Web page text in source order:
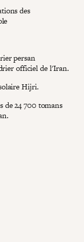
des
persan
officiel de l'Iran.
Hijri.
de 24 700 tomans